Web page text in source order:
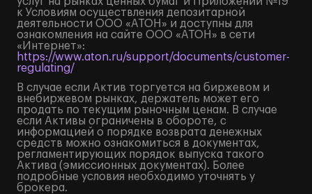
к Условиям осуществления депозитарной
деятельности ООО «АТОН» и доступны для
ознакомления на сайте ООО «АТОН» в сети
«Интернет»:
https://www.aton.ru/support/documents/customer-
regulating/
В случае если Актив торгуется на биржевом и
внебиржевом рынках, держатель может его
продать по текущим рыночным ценам. В случае
если Активы ограничены в обороте, с
информацией о порядке возврата денежных
средств можно ознакомиться в документах,
регламентирующих порядок выпуска такого
Актива (эмиссионных документах). Более
подробные условия необходимо уточнять у
брокера.